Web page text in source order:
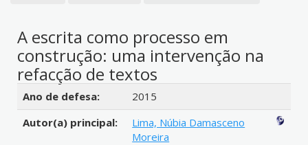
A escrita como processo em
construção: uma intervenção na
refacção de textos
Detalhes bibliográficos
Ano de defesa:
2015
Autor(a) principal:
Lima, Núbia Damasceno
Moreira